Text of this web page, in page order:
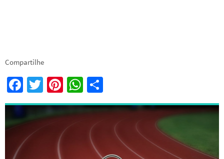
Compartilhe
Fa
ce
b
o
o
T
wi
tt
Pi
nt
er
es
W
h
at
sA
p
h
ar